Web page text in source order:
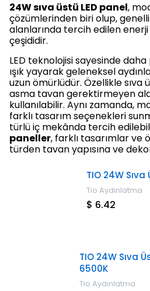
24W sıva üstü LED panel,
çözümlerinden biri olup,
alanlarında tercih edilen
çeşididir.
LED teknolojisi sayesinde
ışık yayarak geleneksel
uzun ömürlüdür. Özellikle sıva
asma tavan gerektirmeyen
kullanılabilir. Aynı zamanda,
farklı tasarım seçenekleri
türlü iç mekânda tercih
paneller, farklı tasarımlar ve
türden tavan yapısına ve
TIO 24W
Tio Aydınlatma
$ 6.42
TIO 24W Sıva
6500K
Tio Aydınlatma